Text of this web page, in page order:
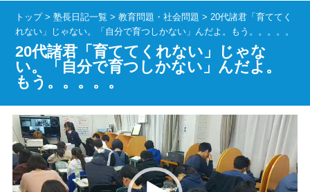
トップ>塾長日記一覧 >教育問題・社会問題 >20代諸君「育ててく
れない」じゃない。「自分で育つしかない」んだよ。もう。。。。。
20代諸君「育ててくれない」じゃな
い。「自分で育つしかない」んだよ。
もう。。。。。
動
画
プ
レ
ー
ヤ
ー